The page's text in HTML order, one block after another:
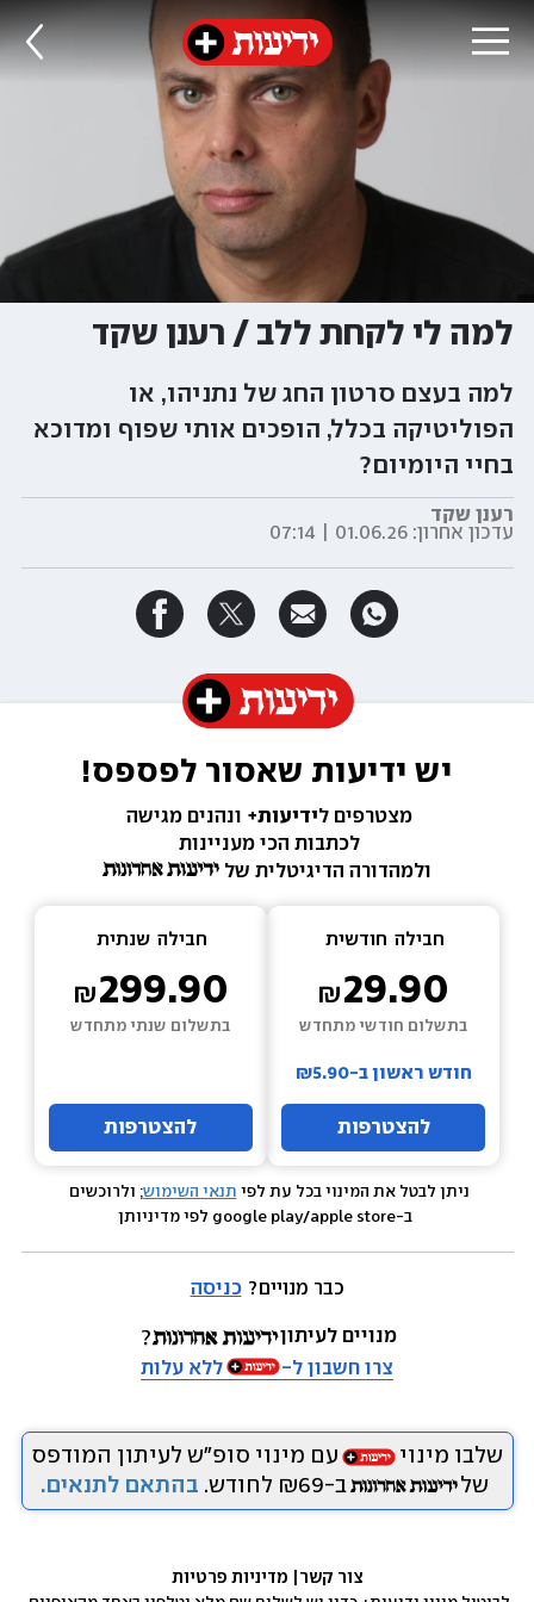
למה לי לקחת ללב / רענן שקד
למה בעצם סרטון החג של נתניהו, או
הפוליטיקה בכלל, הופכים אותי שפוף ומדוכא
בחיי היומיום?
רענן שקד
עדכון אחרון:01.06.26 | 07:14
יש ידיעות שאסור לפספס!
מצטרפים לידיעות+ ונהנים מגישה
לכתבות הכי מעניינות
ולמהדורה הדיגיטלית של
חבילה חודשית
29.90
בתשלום חודשי מתחדש
חודש ראשון ב-₪5.90
להצטרפות
חבילה שנתית
299.90
בתשלום שנתי מתחדש
להצטרפות
ניתן לבטל את המינוי בכל עת לפי תנאי השימוש; ולרוכשים
כבר מנויים? כניסה
מנויים לעיתון
צרו חשבון ל-
ללא עלות
שלבו מינוי
עם מינוי סופ״ש לעיתון המודפס
של
ב-₪69 לחודש. בהתאם לתנאים.
צור קשר